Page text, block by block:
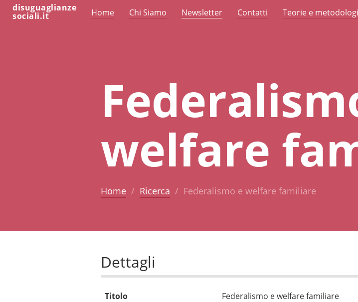
disuguaglianze
sociali.it Home Chi Siamo Newsletter Contatti Teorie e
welfare
Home Ricerca Federalismo e welfare familiare
Dettagli
Titolo Federalismo e welfare familiare